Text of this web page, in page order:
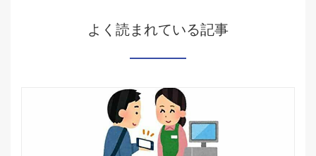
よく読まれている記事